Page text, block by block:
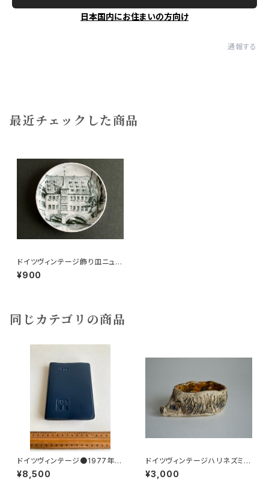
日本国内にお住まいの方向け
通報する
最近チェックした商品
ドイツヴィンテージ飾り皿ニュル
ンベルクの街並みf
¥900
同じカテゴリの商品
ドイツヴィンテージ●1977年ポ
ケットカレンダーKDT手帳未使
用DDR
¥8,500
ドイツヴィンテージハリネズミの
小皿b
¥3,000